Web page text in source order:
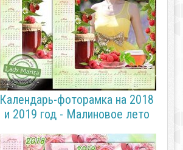
Календарь-фоторамка на 2018
и 2019 год - Малиновое лето